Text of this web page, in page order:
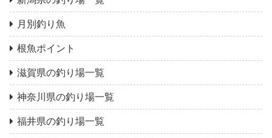
月別釣り魚
根魚ポイント
滋賀県の釣り場一覧
神奈川県の釣り場一覧
福井県の釣り場一覧